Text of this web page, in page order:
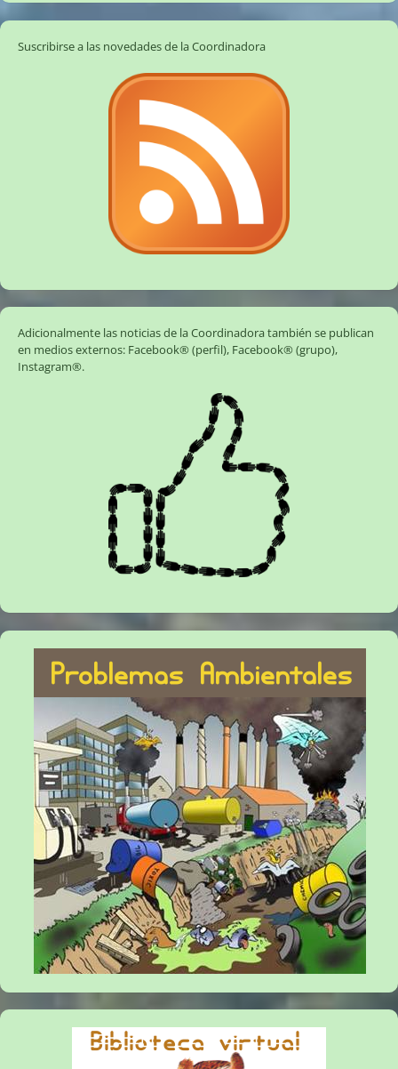
Suscribirse a las novedades de la Coordinadora
Adicionalmente las noticias de la Coordinadora también se publican
en medios externos: Facebook® (perfil), Facebook® (grupo),
Instagram®.